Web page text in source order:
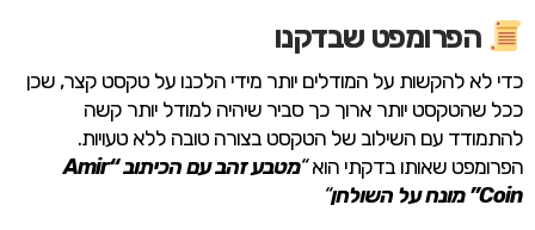
הפרומפט שבדקנו
כדי לא להקשות על המודלים יותר מידי הלכנו על טקסט קצר, שכן
ככל שהטקסט יותר ארוך כך סביר שיהיה למודל יותר קשה
להתמודד עם השילוב של הטקסט בצורה טובה ללא טעויות.
הפרומפט שאותו בדקתי הוא“
מטבע זהב עם הכיתוב “Amir
Coin” מונח על השולחן
“